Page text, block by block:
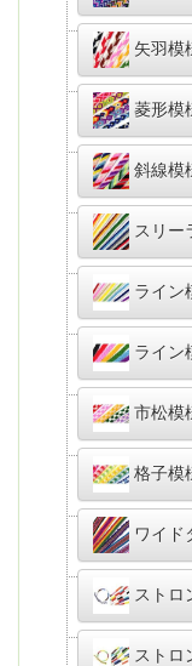
矢羽模
菱形模
斜線模
スリー
ライン
ライン
市松模
格子模
ワイド
ストロ
ストロ